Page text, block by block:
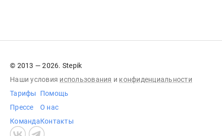
© 2013 — 2026. Stepik
Наши условия использования и конфиденциальности
Тарифы
Прессе
Команда
Помощь
О нас
Контакты